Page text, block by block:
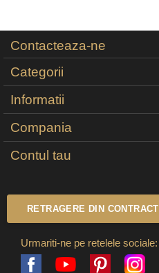
Contacteaza-ne
Categorii
Informatii
Compania
Contul tau
RETRAGERE DIN CONTRACT
Urmariti-ne pe retelele sociale:
FacebookYouTube Pinterest